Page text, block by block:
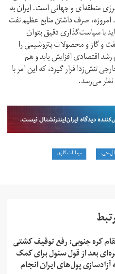
منطقه‌ای و جهانی است. ایران به
امروزه، صرف داشتن منابع عظیم نفت
با سیاست‌گذاری دقیق بتوان
و گاز و محصولات پتروشیمی را
رشد اقتصادی افزایش یابد و هم
تنش‌زدا قرار گیرد، که این امر با
نظر می‌رسد.
میعانات گازی
کره جنوبی: رفع توقیف کشتی
بعد از قول سئول برای کمک
آزادسازی پول‌های ایران انجام